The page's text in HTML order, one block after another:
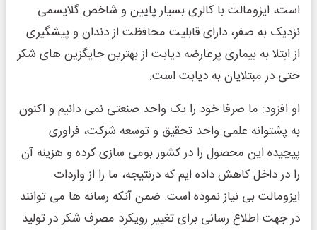
است، ایزومالت با کالری بسیار پایین و شاخص گلایسمی
نزدیک به صفر، دارای قابلیت محافظت از دندان و پیشگیری
از ابتلا به بیماری پرعارضه دیابت از بهترین جایگزین های شکر
حتی در مبتلایان به دیابت است.
او افزود: ما صرفا خود را یک واحد صنعتی نمی دانیم و اکنون
به پشتوانه علمی واحد تحقیق و توسعه شرکت، فراوری
پیچیده این محصول را در کشور بومی سازی کرده و هزینه آن
را در داخل کاهش داده ایم که درنتیجه، ما را از واردات
ایزومالت بی نیاز نموده است. ضمن آنکه رسانه ها می توانند
در جهت اطلاع رسانی برای تغییر رویکرد مصرف شکر در تولید